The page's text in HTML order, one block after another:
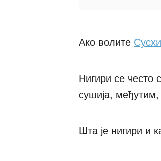
Ако волите Сусхи
Нигири се често
сушија, међутим,
Шта је нигири и